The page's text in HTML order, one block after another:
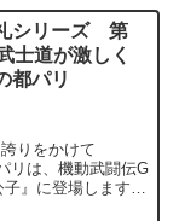
シリーズ 第
道が激しく
都パリ
』に登場します。